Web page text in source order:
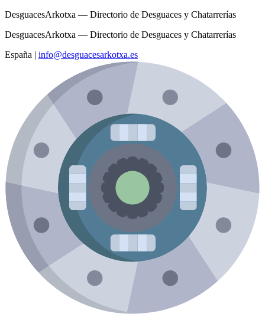
DesguacesArkotxa — Directorio de Desguaces y Chatarrerías
DesguacesArkotxa — Directorio de Desguaces y Chatarrerías
España | info@desguacesarkotxa.es